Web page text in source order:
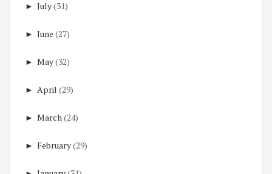
► July(31)
► June (27)
► May(32)
► April (29)
► March(24)
► February(29)